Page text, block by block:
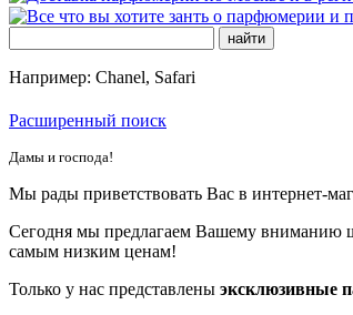
Например: Chanel, Safari
Расширенный поиск
Дамы и господа!
Мы рады приветствовать Вас в интернет-
Сегодня мы предлагаем Вашему вниманию
самым низким ценам!
Только у нас представлены эксклюзивные